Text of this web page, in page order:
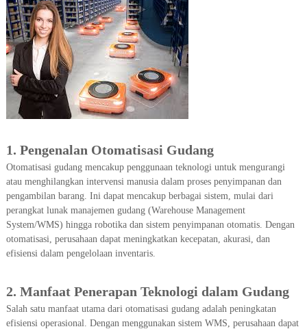
U
D
A
N
G
D
A
A
B
I
K
1. Pengenalan Otomatisasi Gudang
Otomatisasi gudang mencakup penggunaan teknologi untuk mengurangi
atau menghilangkan intervensi manusia dalam proses penyimpanan dan
pengambilan barang. Ini dapat mencakup berbagai sistem, mulai dari
perangkat lunak manajemen gudang (Warehouse Management
System/WMS) hingga robotika dan sistem penyimpanan otomatis. Dengan
otomatisasi, perusahaan dapat meningkatkan kecepatan, akurasi, dan
efisiensi dalam pengelolaan inventaris.
2. Manfaat Penerapan Teknologi dalam Gudang
Salah satu manfaat utama dari otomatisasi gudang adalah peningkatan
efisiensi operasional. Dengan menggunakan sistem WMS, perusahaan dapat